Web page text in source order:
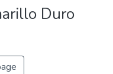
Duro